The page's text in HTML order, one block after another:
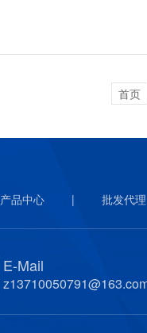
首页
产品中心 | 批发代理
E-Mail